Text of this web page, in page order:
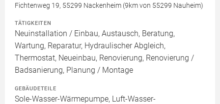
Fichtenweg 19, 55299 Nackenheim (9km von 55299 Nauheim)
TÄTIGKEITEN
Neuinstallation / Einbau, Austausch, Beratung,
Wartung, Reparatur, Hydraulischer Abgleich,
Thermostat, Neueinbau, Renovierung, Renovierung /
Badsanierung, Planung / Montage
GEBÄUDETEILE
Sole-Wasser-Wärmepumpe, Luft-Wasser-